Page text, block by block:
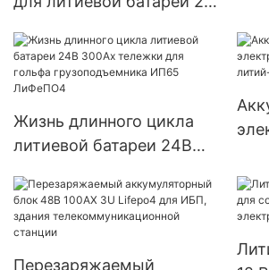
Зарядное устройство
для гольф-мобиля
Lifepo4
200
Жизнь длинного цикла
литиевой батареи 24В
гольфа грузоподъемника
ИП65 ЛиФеПО4
Перезаряжаемый